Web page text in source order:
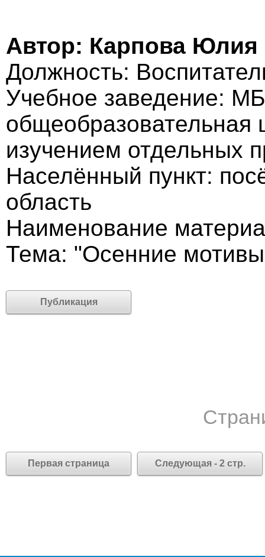
Автор: Карпова Юлия
Должность:
Учебное заведение:
общеобразовательная
изучением отдельных
Населённый пункт:
область
Наименование
Тема: "Осенние
Публикация
Первая страница Следующая - 2 стр.